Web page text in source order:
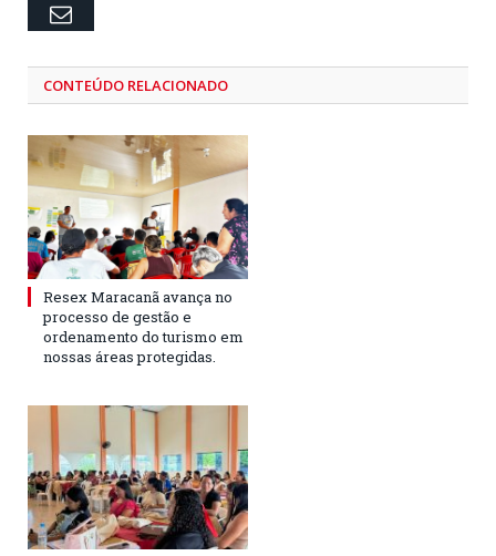
Email
CONTEÚDO RELACIONADO
Resex Maracanã avança no
processo de gestão e
ordenamento do turismo em
nossas áreas protegidas.